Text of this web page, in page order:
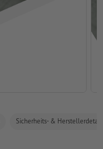
Sicherheits- &